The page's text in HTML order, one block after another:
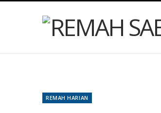
REMAH HARIAN